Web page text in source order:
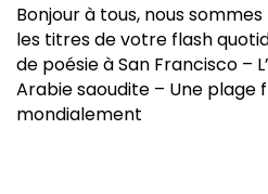
Bonjour à tous, nous
les titres de votre flash
de poésie à San Francisco –
Arabie saoudite – Une plage
mondialement